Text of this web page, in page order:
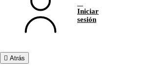
Iniciar
sesión
Atrás